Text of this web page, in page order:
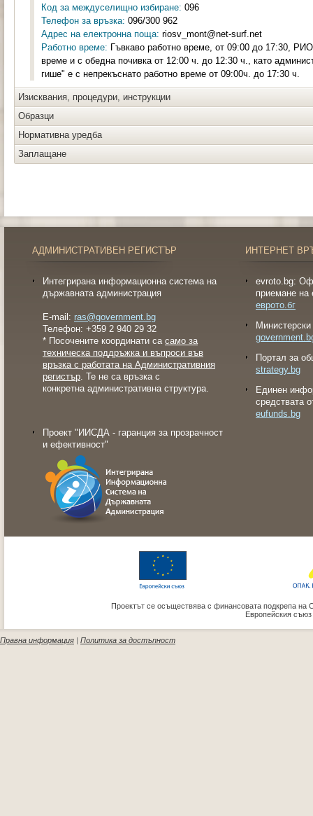
Код за междуселищно избиране: 096
Телефон за връзка: 096/300 962
Адрес на електронна поща: riosv_mont@net-surf.net
Работно време: Гъвкаво работно време, от 09:00 до 17:30,
време и с обедна почивка от 12:00 ч. до 12:30 ч., като
гише" е с непрекъснато работно време от 09:00ч. до 17:30 ч.
Изисквания, процедури, инструкции
Образци
Нормативна уредба
Заплащане
АДМИНИСТРАТИВЕН РЕГИСТЪР
Интегрирана информационна система на
държавната администрация
E-mail: ras@government.bg
Телефон: +359 2 940 29 32
* Посочените координати са само за
техническа поддръжка и въпроси във
връзка с работата на Административния
регистър. Те не са връзка с
конкретна административна структура.
Проект "ИИСДА - гаранция за прозрачност
и ефективност"
ИНТЕРНЕТ
evroto.bg:
приемане на
еврото.бг
Портал за
strategy.bg
Eдинен
средствата
eufunds.bg
Проектът се осъществява с финансовата подкрепа на
Европейския
Правна информация | Политика за достъпност